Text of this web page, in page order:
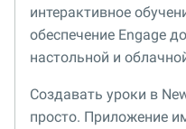
интерактивное
обеспечение Engage
настольной и
Создавать уроки в
просто. Приложение